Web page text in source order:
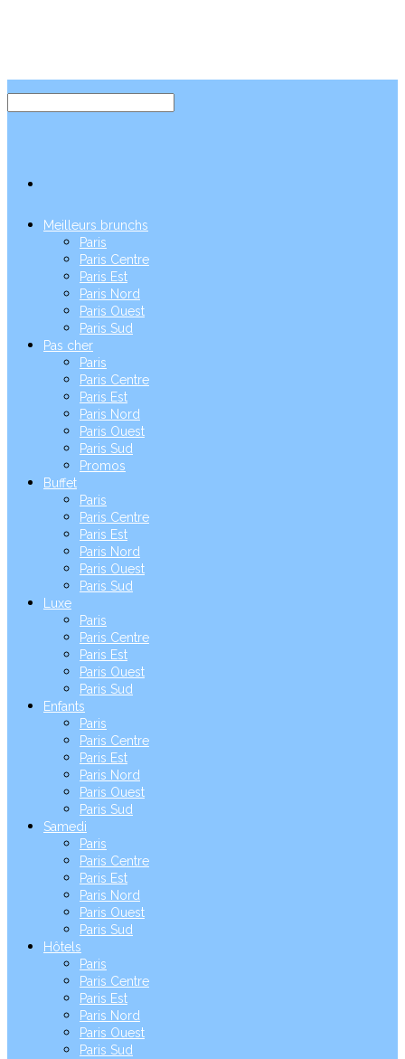
Meilleurs brunchs
Paris
Paris Centre
Paris Est
Paris Nord
Paris Ouest
Paris Sud
Pas cher
Paris
Paris Centre
Paris Est
Paris Nord
Paris Ouest
Paris Sud
Promos
Buffet
Paris
Paris Centre
Paris Est
Paris Nord
Paris Ouest
Paris Sud
Luxe
Paris
Paris Centre
Paris Est
Paris Ouest
Paris Sud
Enfants
Paris
Paris Centre
Paris Est
Paris Nord
Paris Ouest
Paris Sud
Samedi
Paris
Paris Centre
Paris Est
Paris Nord
Paris Ouest
Paris Sud
Hôtels
Paris
Paris Centre
Paris Est
Paris Nord
Paris Ouest
Paris Sud